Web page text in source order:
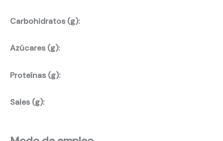
Carbohidratos (g):
Azúcares (g):
Proteínas (g):
Sales (g):